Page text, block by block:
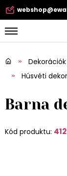
Húsvéti
Barna
Kód produktu: